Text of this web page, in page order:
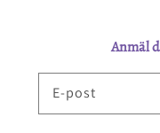
Anmäl
E-post